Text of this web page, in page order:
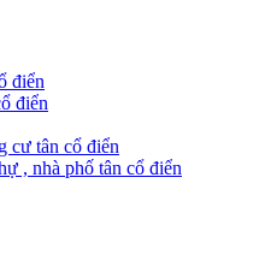
điển
điển
cư tân cổ điển
, nhà phố tân cổ điển